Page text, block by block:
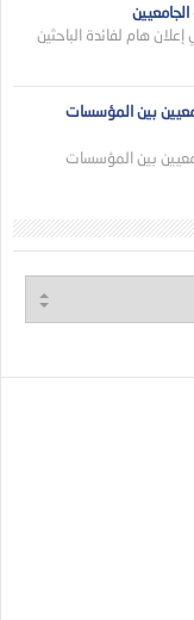
الجامعيين
هام لفائدة الباحثين
بين المؤسسات
بين المؤسسات